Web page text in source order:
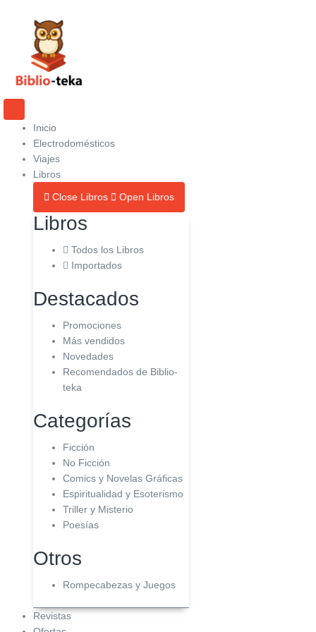
contenido
Inicio
Electrodomésticos
Viajes
Libros
Close Libros Open Libros
Libros
Todos los Libros
Importados
Destacados
Promociones
Más vendidos
Novedades
Recomendados de Biblio-
teka
Categorías
Ficción
No Ficción
Comics y Novelas Gráficas
Espiritualidad y Esoterismo
Triller y Misterio
Poesías
Otros
Rompecabezas y Juegos
Revistas